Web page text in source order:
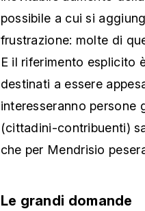
possibile a cui si
frustrazione: molte di
E il riferimento esplicito
destinati a essere
interesseranno persone
(cittadini-contribuenti)
che per Mendrisio
Le grandi domande